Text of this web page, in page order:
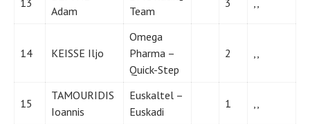
Adam
Team
14 KEISSE Iljo
Omega
Pharma –
Quick-Step
2
15
TAMOURIDIS
Ioannis
Euskaltel –
Euskadi
1